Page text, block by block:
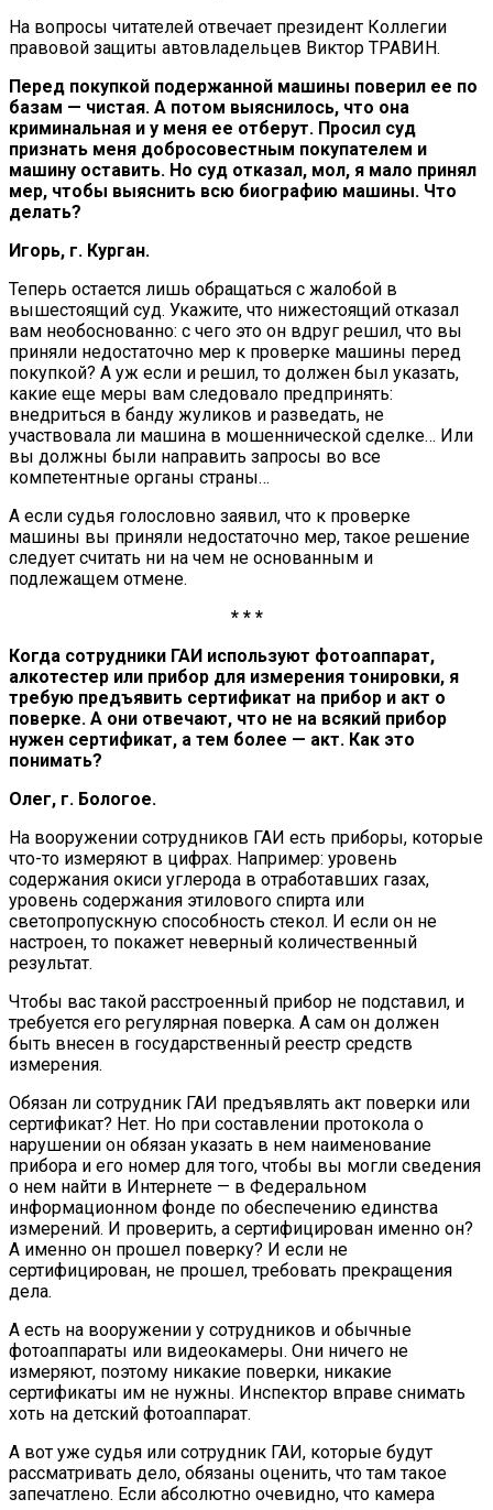
На вопросы читателей отвечает президент Коллегии
правовой защиты автовладельцев Виктор ТРАВИН.
Перед покупкой подержанной машины поверил ее по
базам — чистая. А потом выяснилось, что она
криминальная и у меня ее отберут. Просил суд
признать меня добросовестным покупателем и
машину оставить. Но суд отказал, мол, я мало принял
мер, чтобы выяснить всю биографию машины. Что
делать?
Игорь, г. Курган.
Теперь остается лишь обращаться с жалобой в
вышестоящий суд. Укажите, что нижестоящий отказал
вам необоснованно: с чего это он вдруг решил, что вы
приняли недостаточно мер к проверке машины перед
покупкой? А уж если и решил, то должен был указать,
какие еще меры вам следовало предпринять:
внедриться в банду жуликов и разведать, не
участвовала ли машина в мошеннической сделке… Или
вы должны были направить запросы во все
компетентные органы страны…
А если судья голословно заявил, что к проверке
машины вы приняли недостаточно мер, такое решение
следует считать ни на чем не основанным и
подлежащем отмене.
* * *
Когда сотрудники ГАИ используют фотоаппарат,
алкотестер или прибор для измерения тонировки, я
требую предъявить сертификат на прибор и акт о
поверке. А они отвечают, что не на всякий прибор
нужен сертификат, а тем более — акт. Как это
понимать?
Олег, г. Бологое.
На вооружении сотрудников ГАИ есть приборы, которые
что-то измеряют в цифрах. Например: уровень
содержания окиси углерода в отработавших газах,
уровень содержания этилового спирта или
светопропускную способность стекол. И если он не
настроен, то покажет неверный количественный
результат.
Чтобы вас такой расстроенный прибор не подставил, и
требуется его регулярная поверка. А сам он должен
быть внесен в государственный реестр средств
измерения.
Обязан ли сотрудник ГАИ предъявлять акт поверки или
сертификат? Нет. Но при составлении протокола о
нарушении он обязан указать в нем наименование
прибора и его номер для того, чтобы вы могли сведения
о нем найти в Интернете — в Федеральном
информационном фонде по обеспечению единства
измерений. И проверить, а сертифицирован именно он?
А именно он прошел поверку? И если не
сертифицирован, не прошел, требовать прекращения
дела.
А есть на вооружении у сотрудников и обычные
фотоаппараты или видеокамеры. Они ничего не
измеряют, поэтому никакие поверки, никакие
сертификаты им не нужны. Инспектор вправе снимать
хоть на детский фотоаппарат.
А вот уже судья или сотрудник ГАИ, которые будут
рассматривать дело, обязаны оценить, что там такое
запечатлено. Если абсолютно очевидно, что камера